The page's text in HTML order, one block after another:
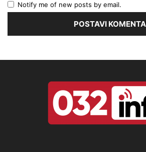
Notify me of new posts by email.